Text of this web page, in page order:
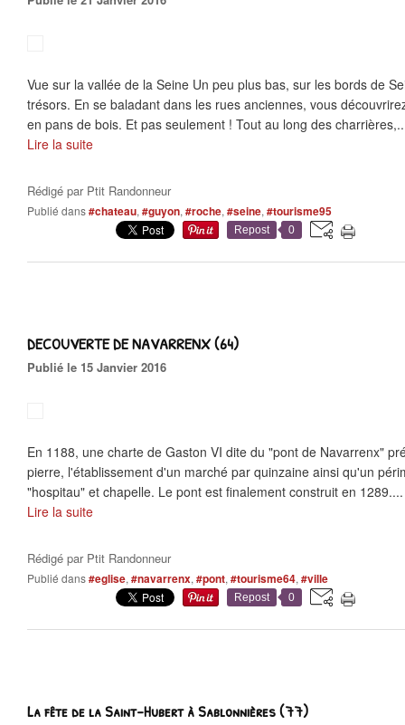
Vue sur la vallée de la Seine Un peu plus bas, sur les bords de
trésors. En se baladant dans les rues anciennes, vous
en pans de bois. Et pas seulement ! Tout au long des
Lire la suite
Rédigé par Ptit Randonneur
Publié dans#chateau, #guyon, #roche, #seine, #tourisme95
Repost 0
DECOUVERTE DE NAVARRENX (64)
Publié le 15 Janvier 2016
En 1188, une charte de Gaston VI dite du "pont de Navarrenx"
pierre, l'établissement d'un marché par quinzaine ainsi qu'un
"hospitau" et chapelle. Le pont est finalement construit en 1289....
Lire la suite
Rédigé par Ptit Randonneur
Publié dans#eglise, #navarrenx, #pont, #tourisme64, #ville
Repost 0
La fête de la Saint-Hubert à Sablonnières (77)